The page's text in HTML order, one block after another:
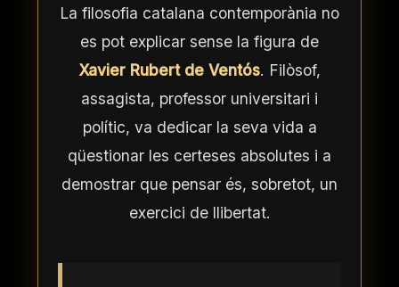
La filosofia catalana contemporània no
es pot explicar sense la figura de
Xavier Rubert de Ventós. Filòsof,
assagista, professor universitari i
polític, va dedicar la seva vida a
qüestionar les certeses absolutes i a
demostrar que pensar és, sobretot, un
exercici de llibertat.